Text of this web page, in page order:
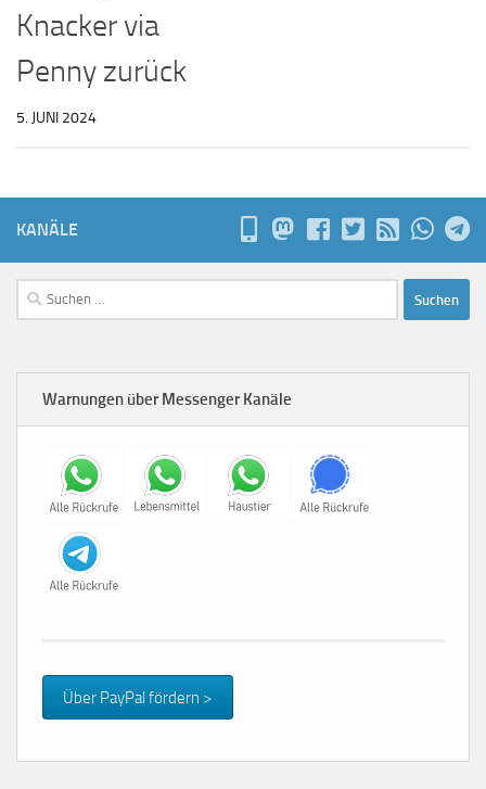
Knacker via
Penny zurück
5. JUNI 2024
KANÄLE
Suchen
nach:
Warnungen über Messenger Kanäle
Über PayPal fördern >